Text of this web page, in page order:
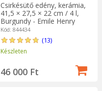
Csirkésütő edény, kerámia,
41,5 × 27,5 × 22 cm / 4 l,
Burgundy - Emile Henry
Kód: 844434
(13)
Készleten
46 000 Ft